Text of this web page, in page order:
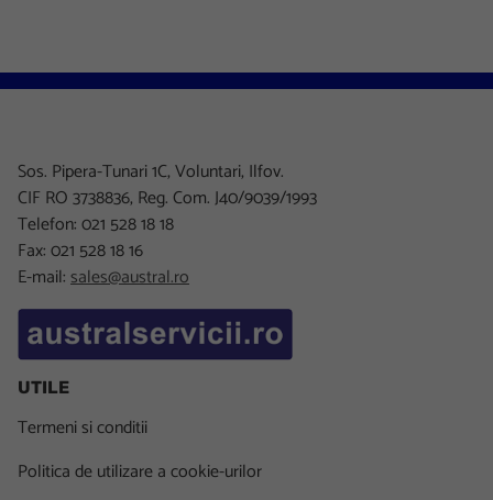
Sos. Pipera-Tunari 1C, Voluntari, Ilfov.
CIF RO 3738836, Reg. Com. J40/9039/1993
Telefon: 021 528 18 18
Fax: 021 528 18 16
E-mail:sales@austral.ro
UTILE
Termeni si conditii
Politica de utilizare a cookie-urilor